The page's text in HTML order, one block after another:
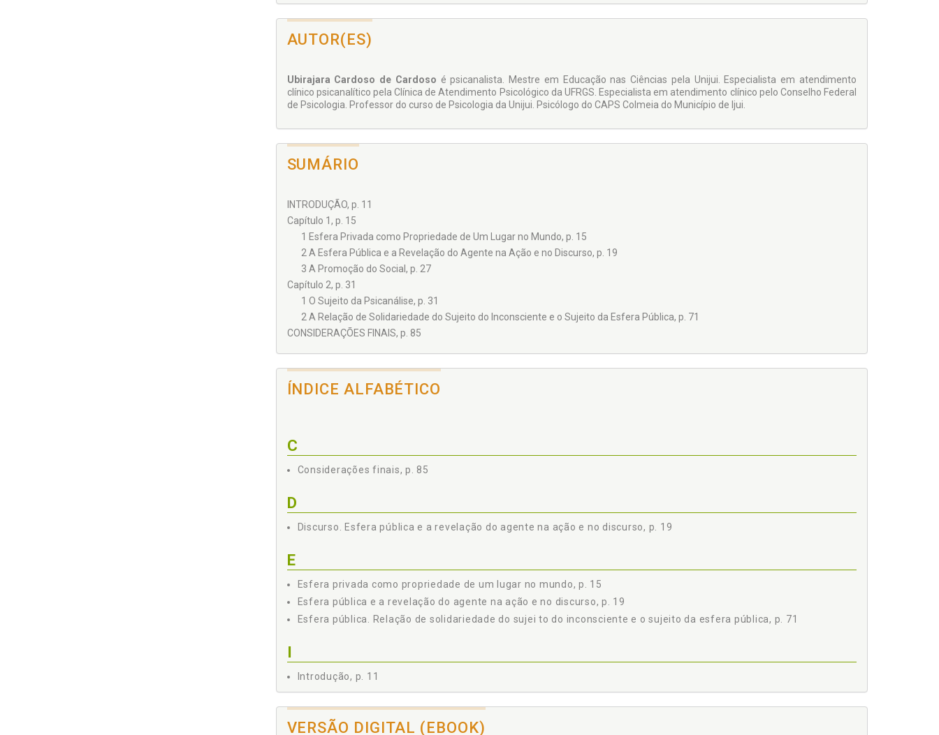
AUTOR(ES)
Ubirajara Cardoso de Cardoso é psicanalista. Mestre em Educação nas Ciências pela Unijui. Especialista em atendimento
clínico psicanalítico pela Clínica de Atendimento Psicológico da UFRGS. Especialista em atendimento clínico pelo Conselho Federal
de Psicologia. Professor do curso de Psicologia da Unijui. Psicólogo do CAPS Colmeia do Município de Ijui.
SUMÁRIO
INTRODUÇÃO, p. 11
Capítulo 1, p. 15
1 Esfera Privada como Propriedade de Um Lugar no Mundo, p. 15
2 A Esfera Pública e a Revelação do Agente na Ação e no Discurso, p. 19
3 A Promoção do Social, p. 27
Capítulo 2, p. 31
1 O Sujeito da Psicanálise, p. 31
2 A Relação de Solidariedade do Sujeito do Inconsciente e o Sujeito da Esfera Pública, p. 71
CONSIDERAÇÕES FINAIS, p. 85
ÍNDICE ALFABÉTICO
C
Considerações finais, p. 85
D
Discurso. Esfera pública e a revelação do agente na ação e no discurso, p. 19
E
Esfera privada como propriedade de um lugar no mundo, p. 15
Esfera pública e a revelação do agente na ação e no discurso, p. 19
Esfera pública. Relação de solidariedade do sujei to do inconsciente e o sujeito da esfera pública, p. 71
Introdução, p. 11
L
VERSÃO DIGITAL (EBOOK)